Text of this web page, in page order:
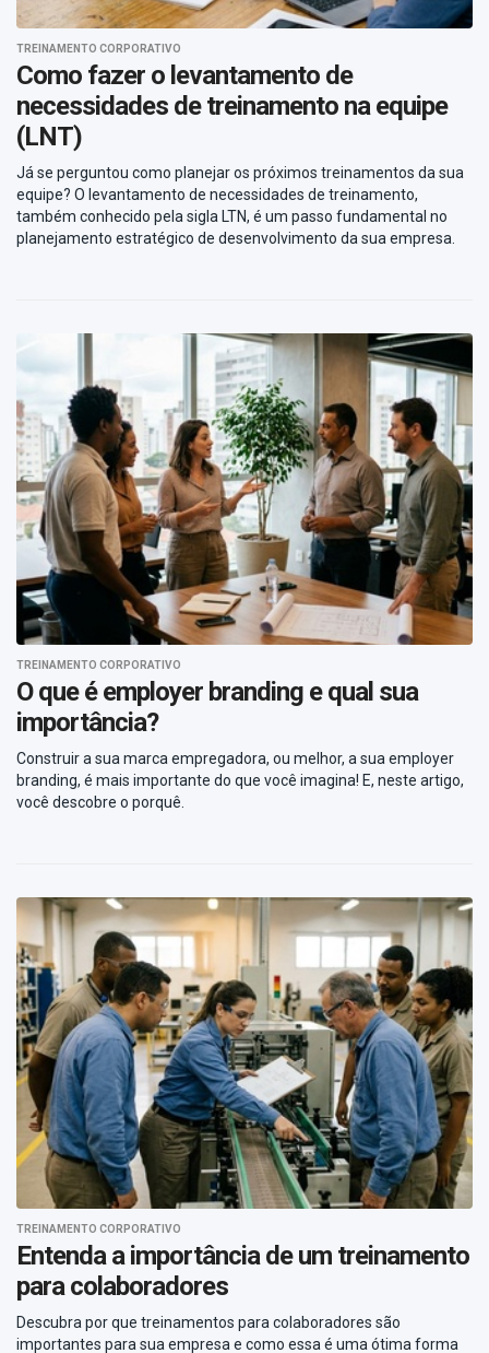
TREINAMENTO CORPORATIVO
Como fazer o levantamento de
necessidades de treinamento na equipe
(LNT)
Já se perguntou como planejar os próximos treinamentos da sua
equipe? O levantamento de necessidades de treinamento,
também conhecido pela sigla LTN, é um passo fundamental no
planejamento estratégico de desenvolvimento da sua empresa.
TREINAMENTO CORPORATIVO
O que é employer branding e qual sua
importância?
Construir a sua marca empregadora, ou melhor, a sua employer
branding, é mais importante do que você imagina! E, neste artigo,
você descobre o porquê.
TREINAMENTO CORPORATIVO
Entenda a importância de um treinamento
para colaboradores
Descubra por que treinamentos para colaboradores são
importantes para sua empresa e como essa é uma ótima forma